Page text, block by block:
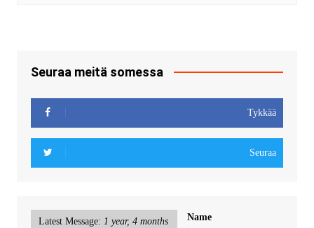
Seuraa meitä somessa
Tykkää
Seuraa
Latest Message: 1 year, 4 months
Name